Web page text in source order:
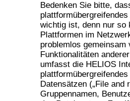
Bedenken Sie bitte,
wichtig ist, denn nur so
Plattformen im
problemlos gemeinsam
Funktionalitäten
umfasst die HELIOS
Datensätzen („File and
Gruppennamen,